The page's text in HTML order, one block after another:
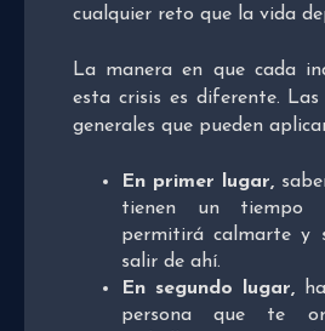
cualquier reto que la vida
La manera en que cada
esta crisis es diferente.
generales que pueden
En primer lugar,
tienen un tiempo
permitirá calmarte y
salir de ahí.
En segundo lugar,
persona que te